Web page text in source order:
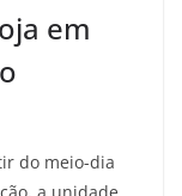
em
do meio-dia